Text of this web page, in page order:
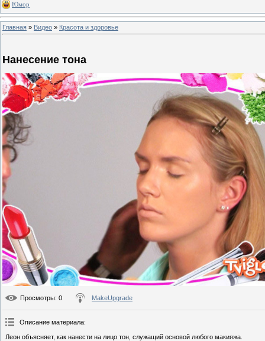
Юмор
Главная » Видео » Красота и здоровье
Нанесение тона
Просмотры: 0 MakeUpgrade
Описание материала:
Леон объясняет, как нанести на лицо тон, служащий основой любого макияжа.